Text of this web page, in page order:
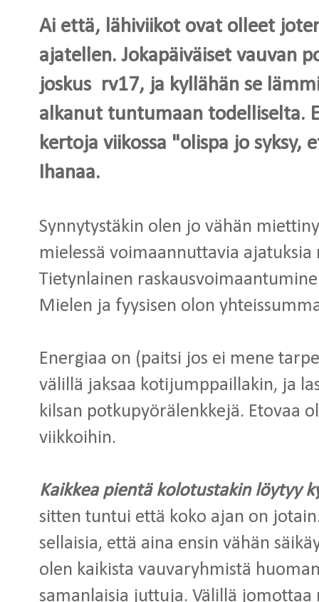
Ai että, lähiviikot ovat olleet
ajatellen. Jokapäiväiset vauvan
joskus rv17, ja kyllähän se
alkanut tuntumaan todelliselta.
kertoja viikossa "olispa jo syksy,
Ihanaa.
Synnytystäkin olen jo vähän
mielessä voimaannuttavia
Tietynlainen
Mielen ja fyysisen olon
Energiaa on (paitsi jos ei mene
välillä jaksaa kotijumppaillakin, ja
kilsan potkupyörälenkkejä. Etovaa
viikkoihin.
Kaikkea pientä kolotustakin löytyy
sitten tuntui että koko ajan on
sellaisia, että aina ensin vähän
olen kaikista vauvaryhmistä
samanlaisia juttuja. Välillä